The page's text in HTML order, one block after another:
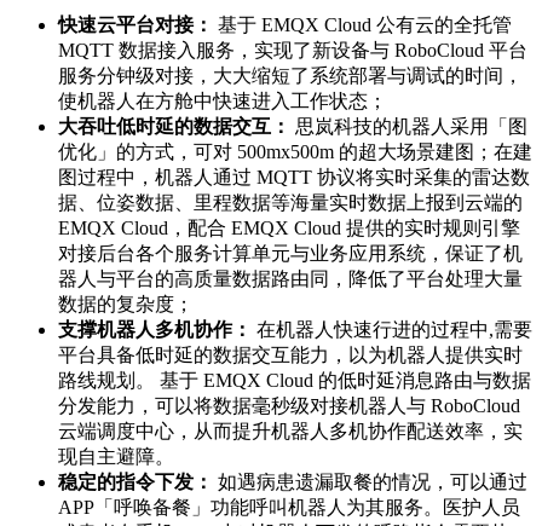
快速云平台对接： 基于 EMQX Cloud 公有云的全托管
MQTT 数据接入服务，实现了新设备与 RoboCloud 平台
服务分钟级对接，大大缩短了系统部署与调试的时间，
使机器人在方舱中快速进入工作状态；
大吞吐低时延的数据交互：
思岚科技的机器人采用「图
优化」的方式，可对 500mx500m 的超大场景建图；在建
图过程中，机器人通过 MQTT 协议将实时采集的雷达数
据、位姿数据、里程数据等海量实时数据上报到云端的
EMQX Cloud，配合 EMQX Cloud 提供的实时规则引擎
对接后台各个服务计算单元与业务应用系统，保证了机
器人与平台的高质量数据路由同，降低了平台处理大量
数据的复杂度；
支撑机器人多机协作： 在机器人快速行进的过程中,需要
平台具备低时延的数据交互能力，以为机器人提供实时
路线规划。 基于 EMQX Cloud 的低时延消息路由与数据
分发能力，可以将数据毫秒级对接机器人与 RoboCloud
云端调度中心，从而提升机器人多机协作配送效率，实
现自主避障。
稳定的指令下发： 如遇病患遗漏取餐的情况，可以通过
APP「呼唤备餐」功能呼叫机器人为其服务。医护人员